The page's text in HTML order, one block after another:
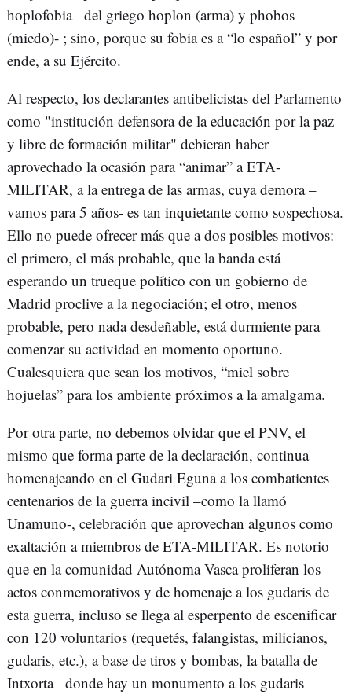
hoplofobia –del griego hoplon (arma) y phobos
(miedo)- ; sino, porque su fobia es a “lo español” y por
ende, a su Ejército.
Al respecto, los declarantes antibelicistas del Parlamento
como "institución defensora de la educación por la paz
y libre de formación militar" debieran haber
aprovechado la ocasión para “animar” a ETA-
MILITAR, a la entrega de las armas, cuya demora –
vamos para 5 años- es tan inquietante como sospechosa.
Ello no puede ofrecer más que a dos posibles motivos:
el primero, el más probable, que la banda está
esperando un trueque político con un gobierno de
Madrid proclive a la negociación; el otro, menos
probable, pero nada desdeñable, está durmiente para
comenzar su actividad en momento oportuno.
Cualesquiera que sean los motivos, “miel sobre
hojuelas” para los ambiente próximos a la amalgama.
Por otra parte, no debemos olvidar que el PNV, el
mismo que forma parte de la declaración, continua
homenajeando en el Gudari Eguna a los combatientes
centenarios de la guerra incivil –como la llamó
Unamuno-, celebración que aprovechan algunos como
exaltación a miembros de ETA-MILITAR. Es notorio
que en la comunidad Autónoma Vasca proliferan los
actos conmemorativos y de homenaje a los gudaris de
esta guerra, incluso se llega al esperpento de escenificar
con 120 voluntarios (requetés, falangistas, milicianos,
gudaris, etc.), a base de tiros y bombas, la batalla de
Intxorta –donde hay un monumento a los gudaris